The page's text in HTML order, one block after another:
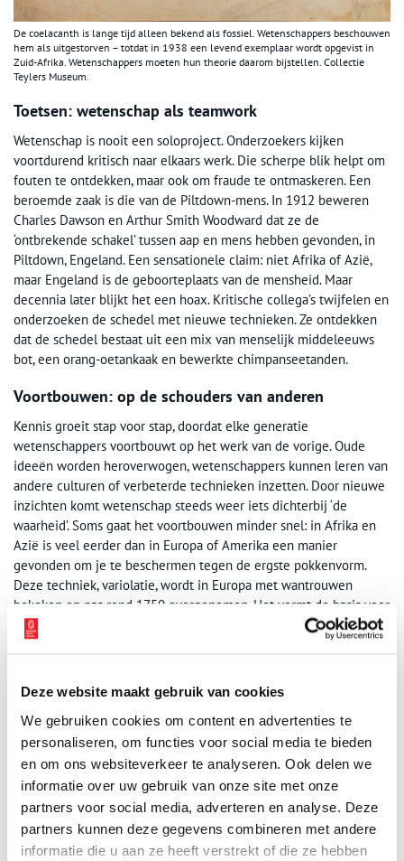
Deze website maakt gebruik van cookies
We gebruiken cookies om content en advertenties te
personaliseren, om functies voor social media te bieden
en om ons websiteverkeer te analyseren. Ook delen we
informatie over uw gebruik van onze site met onze
partners voor social media, adverteren en analyse. Deze
partners kunnen deze gegevens combineren met andere
informatie die u aan ze heeft verstrekt of die ze hebben
De coelacanth is lange tijd alleen bekend als fossiel. Wetenschappers beschouwen
hem als uitgestorven – totdat in 1938 een levend exemplaar wordt opgevist in
Zuid-Afrika. Wetenschappers moeten hun theorie daarom bijstellen. Collectie
Teylers Museum.
Toetsen: wetenschap als teamwork
Wetenschap is nooit een soloproject. Onderzoekers kijken
voortdurend kritisch naar elkaars werk. Die scherpe blik helpt om
fouten te ontdekken, maar ook om fraude te ontmaskeren. Een
beroemde zaak is die van de Piltdown-mens. In 1912 beweren
Charles Dawson en Arthur Smith Woodward dat ze de
‘ontbrekende schakel’ tussen aap en mens hebben gevonden, in
Piltdown, Engeland. Een sensationele claim: niet Afrika of Azië,
maar Engeland is de geboorteplaats van de mensheid. Maar
decennia later blijkt het een hoax. Kritische collega’s twijfelen en
onderzoeken de schedel met nieuwe technieken. Ze ontdekken
dat de schedel bestaat uit een mix van menselijk middeleeuws
bot, een orang-oetankaak en bewerkte chimpanseetanden.
Voortbouwen: op de schouders van anderen
Kennis groeit stap voor stap, doordat elke generatie
wetenschappers voortbouwt op het werk van de vorige. Oude
ideeën worden heroverwogen, wetenschappers kunnen leren van
andere culturen of verbeterde technieken inzetten. Door nieuwe
inzichten komt wetenschap steeds weer iets dichterbij ‘de
waarheid’. Soms gaat het voortbouwen minder snel: in Afrika en
Azië is veel eerder dan in Europa of Amerika een manier
gevonden om je te beschermen tegen de ergste pokkenvorm.
Deze techniek, variolatie, wordt in Europa met wantrouwen
bekeken en pas rond 1750 overgenomen. Het vormt de basis voor
de ontwikkeling van vaccinatie. Dankzij het voortbouwen is een
ziekte als pokken inmiddels volledig uitgeroeid.
Verrassende voorbeelden
Bewijzen, Herhalen, Bijstellen, Toetsen, Voortbouwen: deze
basisprincipes vormen het fundament waarop elk
wetenschappelijk onderzoek rust. Boeken, modellen, video’s,
instrumenten die onderzoek doen naar telepathie of naar de
stand van de planeten: de principes worden uitgelegd aan de
hand van verrassende bruiklenen uit binnen- en buitenland en
kleurrijke voorbeelden uit de collectie van Teylers Museum.
Onderzoek de principes ook zelf: test of jij sterker bent dan de